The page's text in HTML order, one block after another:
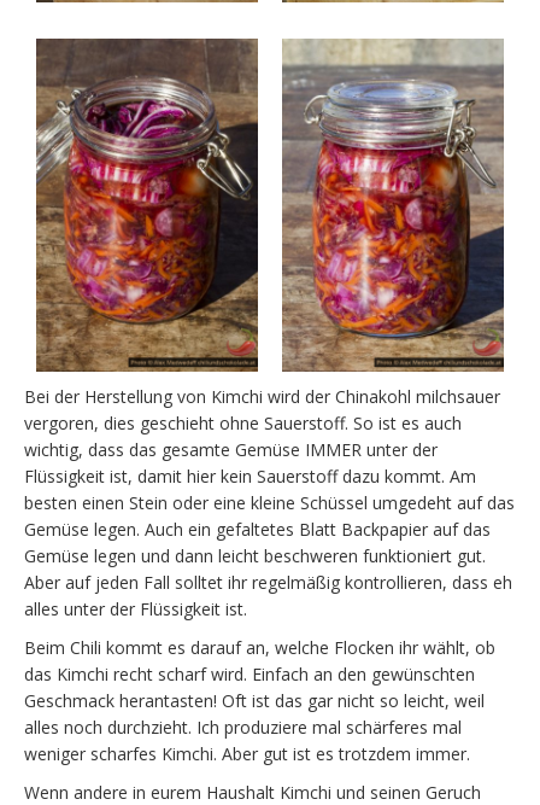
Bei der Herstellung von Kimchi wird der Chinakohl milchsauer
vergoren, dies geschieht ohne Sauerstoff. So ist es auch
wichtig, dass das gesamte Gemüse IMMER unter der
Flüssigkeit ist, damit hier kein Sauerstoff dazu kommt. Am
besten einen Stein oder eine kleine Schüssel umgedeht auf das
Gemüse legen. Auch ein gefaltetes Blatt Backpapier auf das
Gemüse legen und dann leicht beschweren funktioniert gut.
Aber auf jeden Fall solltet ihr regelmäßig kontrollieren, dass eh
alles unter der Flüssigkeit ist.
Beim Chili kommt es darauf an, welche Flocken ihr wählt, ob
das Kimchi recht scharf wird. Einfach an den gewünschten
Geschmack herantasten! Oft ist das gar nicht so leicht, weil
alles noch durchzieht. Ich produziere mal schärferes mal
weniger scharfes Kimchi. Aber gut ist es trotzdem immer.
Wenn andere in eurem Haushalt Kimchi und seinen Geruch